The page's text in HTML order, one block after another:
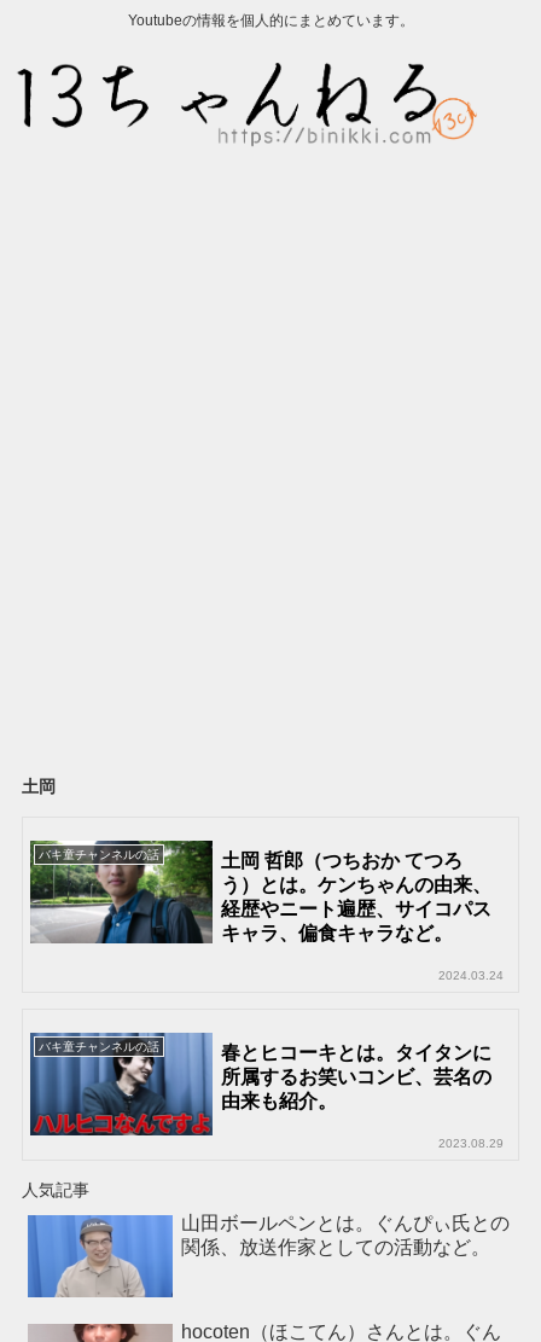
Youtubeの情報を個人的にまとめています。
土岡
バキ童チャンネルの話
土岡 哲郎（つちおか てつろ
う）とは。ケンちゃんの由来、
経歴やニート遍歴、サイコパス
キャラ、偏食キャラなど。
2024.03.24
バキ童チャンネルの話
春とヒコーキとは。タイタンに
所属するお笑いコンビ、芸名の
由来も紹介。
2023.08.29
人気記事
山田ボールペンとは。ぐんぴぃ氏との
関係、放送作家としての活動など。
hocoten（ほこてん）さんとは。ぐん